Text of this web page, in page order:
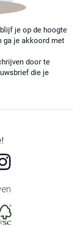
je op de hoogte
ga je akkoord met
door te
die je